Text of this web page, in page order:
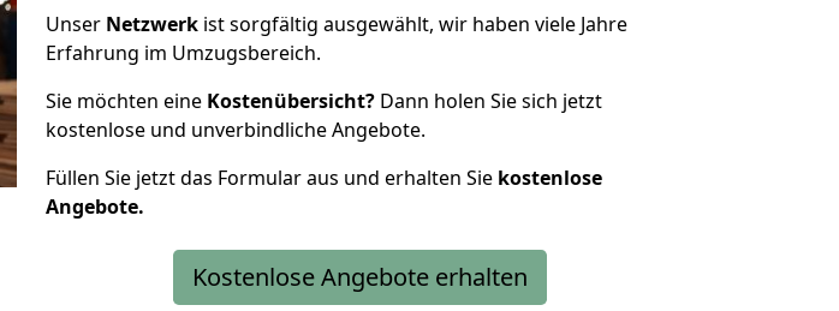
Unser Netzwerk ist sorgfältig ausgewählt, wir haben viele Jahre
Erfahrung im Umzugsbereich.
Sie möchten eine Kostenübersicht? Dann holen Sie sich jetzt
kostenlose und unverbindliche Angebote.
Füllen Sie jetzt das Formular aus und erhalten Sie kostenlose
Angebote.
Kostenlose Angebote erhalten